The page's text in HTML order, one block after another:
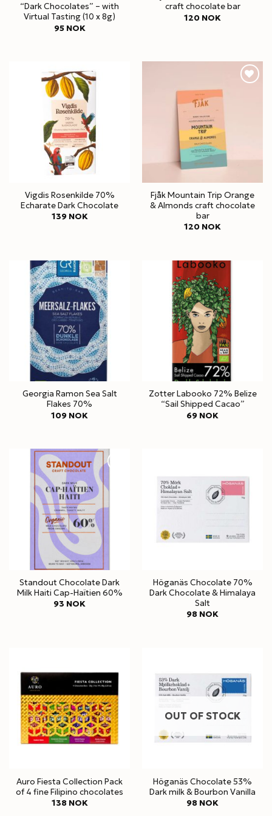
“Dark Chocolates” – with
Virtual Tasting (10 x 8g)
95 NOK
craft chocolate bar
120 NOK
Vigdis Rosenkilde 70%
Echarate Dark Chocolate
139 NOK
Fjåk Mountain Trip Orange
& Almonds craft chocolate
bar
120 NOK
Georgia Ramon Sea Salt
Flakes 70%
109 NOK
Zotter Labooko 72% Belize
“Sail Shipped Cacao”
69 NOK
Standout Chocolate Dark
Milk Haiti Cap-Haïtien 60%
93 NOK
Höganäs Chocolate 70%
Dark Chocolate & Himalaya
Salt
98 NOK
Auro Fiesta Collection Pack
of 4 fine Filipino chocolates
138 NOK
OUT OF STOCK
Höganäs Chocolate 53%
Dark milk & Bourbon Vanilla
98 NOK